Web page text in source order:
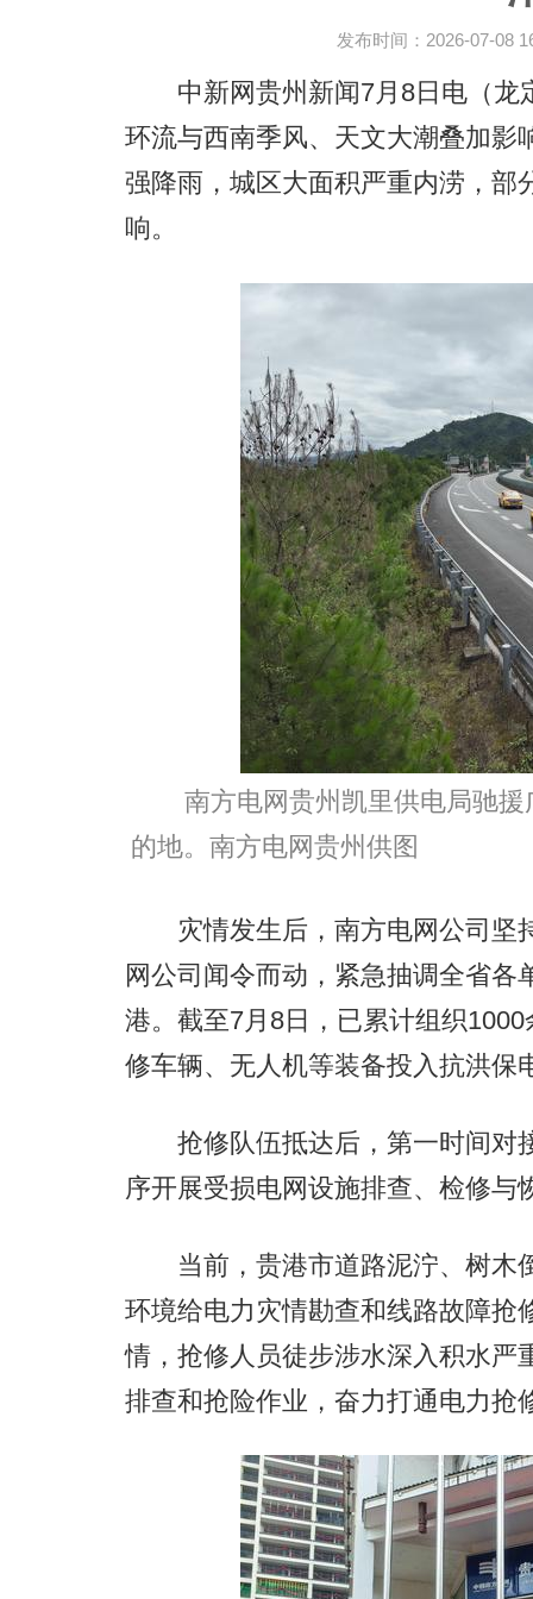
发布时间：2026-07-08
中新网贵州新闻7月8日电 （
环流与西南季风、天文大潮叠加影
强降雨，城区大面积严重内涝，部
响。
南方电网贵州凯里供电局驰
的地。南方电网贵州供图
灾情发生后，南方电网公司坚持
网公司闻令而动，紧急抽调全省
港。截至7月8日，已累计组织
修车辆、无人机等装备投入抗洪保
抢修队伍抵达后，第一时间对
序开展受损电网设施排查、检修
当前，贵港市道路泥泞、树木
环境给电力灾情勘查和线路故障抢
情，抢修人员徒步涉水深入积水严
排查和抢险作业，奋力打通电力抢